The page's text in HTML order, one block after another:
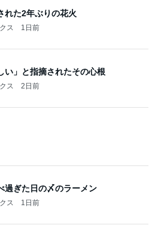
い」と指摘されたその心根
ス 2日前
トルテと塩っぱいサンド
ス 1日前